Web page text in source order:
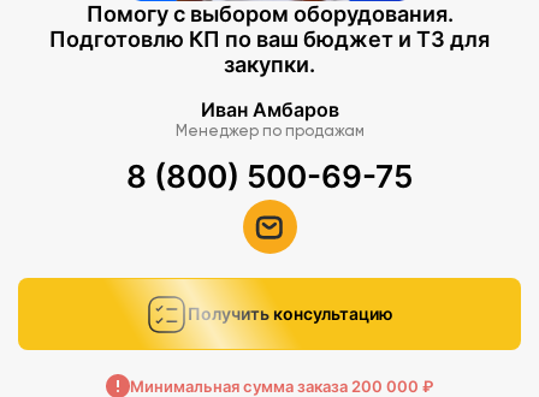
Помогу с выбором оборудования.
Подготовлю КП по ваш бюджет и ТЗ для
закупки.
Иван Амбаров
Менеджер по продажам
8 (800) 500-69-75
Получить консультацию
Минимальная сумма заказа 200 000 ₽